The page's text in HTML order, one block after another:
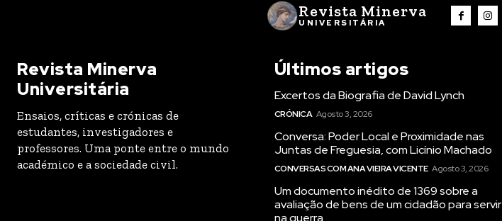
Revista Minerva
UNIVERSITÁRIA
Revista Minerva
Universitária
Ensaios, críticas e crónicas de
estudantes, investigadores e
professores. Uma ponte entre o mundo
académico e a sociedade civil.
Últimos artigos
Excertos da Biografia de David Lynch
CRÓNICA Agosto 3, 2026
Conversa: Poder Local e Proximidade nas
Juntas de Freguesia, com Licínio Machado
CONVERSAS COM ANA VIEIRA VICENTE Agosto 3, 2026
Um documento inédito de 1369 sobre a
avaliação de bens de um cidadão para servir